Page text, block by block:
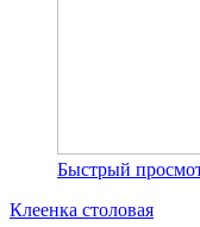
Быстрый
Клеенка столовая